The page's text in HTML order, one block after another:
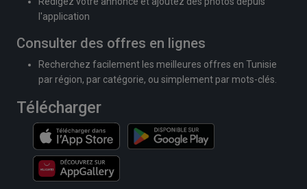
l'application
Consulter des offres en lignes
Recherchez facilement les meilleures offres en Tunisie
par région, par catégorie, ou simplement par mots-clés.
Télécharger